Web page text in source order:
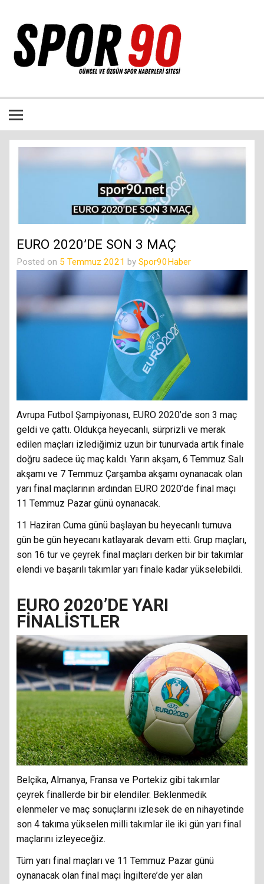
EURO 2020’DE SON 3 MAÇ
Posted on 5 Temmuz 2021 by Spor90Haber
Avrupa Futbol Şampiyonası, EURO 2020’de son 3 maç
geldi ve çattı. Oldukça heyecanlı, sürprizli ve merak
edilen maçları izlediğimiz uzun bir tunurvada artık finale
doğru sadece üç maç kaldı. Yarın akşam, 6 Temmuz Salı
akşamı ve 7 Temmuz Çarşamba akşamı oynanacak olan
yarı final maçlarının ardından EURO 2020’de final maçı
11 Temmuz Pazar günü oynanacak.
11 Haziran Cuma günü başlayan bu heyecanlı turnuva
gün be gün heyecanı katlayarak devam etti. Grup maçları,
son 16 tur ve çeyrek final maçları derken bir bir takımlar
elendi ve başarılı takımlar yarı finale kadar yükselebildi.
EURO 2020’DE YARI
FİNALİSTLER
Belçika, Almanya, Fransa ve Portekiz gibi takımlar
çeyrek finallerde bir bir elendiler. Beklenmedik
elenmeler ve maç sonuçlarını izlesek de en nihayetinde
son 4 takıma yükselen milli takımlar ile iki gün yarı final
maçlarını izleyeceğiz.
Tüm yarı final maçları ve 11 Temmuz Pazar günü
oynanacak olan final maçı İngiltere’de yer alan